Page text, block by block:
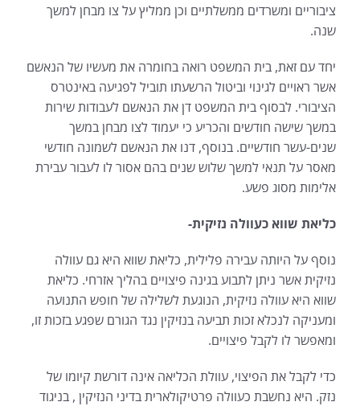
ציבוריים ומשרדים ממשלתיים וכן ממליץ על צו מבחן למשך
שנה.
יחד עם זאת, בית המשפט רואה בחומרה את מעשיו של הנאשם
אשר ראויים לגינוי וביטול הרשעתו תוביל לפגיעה באינטרס
הציבורי. לבסוף בית המשפט דן את הנאשם לעבודות שירות
במשך שישה חודשים והכריע כי יעמוד לצו מבחן במשך
שנים-עשר חודשיים. בנוסף, דנו את הנאשם לשמונה חודשי
מאסר על תנאי למשך שלוש שנים בהם אסור לו לעבור עבירת
אלימות מסוג פשע.
כליאת שווא כעוולה נזיקית-
נוסף על היותה עבירה פלילית, כליאת שווא היא גם עוולה
נזיקית אשר ניתן לתבוע בגינה פיצויים בהליך אזרחי. כליאת
שווא היא עוולה נזיקית, הנוגעת לשלילה של חופש התנועה
ומעניקה לנכלא זכות תביעה בנזיקין נגד הגורם שפגע בזכות זו,
ומאפשר לו לקבל פיצויים.
כדי לקבל את הפיצוי, עוולת הכליאה אינה דורשת קיומו של
נזק. היא נחשבת כעוולה פרטיקולארית בדיני הנזיקין , בניגוד